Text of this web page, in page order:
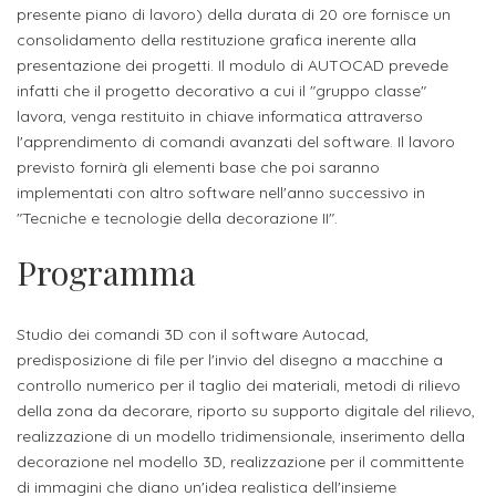
Servizi
allo
studente
Internazionalizzazione
Aziende
e stage
News
Orientamento
Contatti
Didattico
Autorizzazioni
Ministeriali
Nucleo
di
Valutazione
ECTS
Manualistica
Organigramma
Laboratori
e
Accademia
SantaGiulia
DIPARTIMENTI
Dipartimento
di
Arti
Visive
di
Comunicazione
e
Didattica
dell'arte
ERASMUS+
Reclutamento
Concorsi
Progetti
Terza
Missione
OPPORTUNITÀ
ERASMUS+
ALLO
Inclusione
Carriera
Alias
di
Stage
Apprendistato
per
le
Aziende
Login
OPPORTUNITÀ
PER
STUDENTI
Stage
TO-
ONE
Iscrizione
a
corsi
singoli
Gli
step
per
diventare
un
nostro
studente
Iscriviti
alla
Newsletter
ISCRIVITI
IN
ACCADEMIA
Iscriversi
Gli
step
per
diventare
un
genitore
di
uno
studente
studente
iscritto
docente
referente
d'azienda
presente piano di lavoro) della durata di 20 ore fornisce un
consolidamento della restituzione grafica inerente alla
presentazione dei progetti. Il modulo di AUTOCAD prevede
infatti che il progetto decorativo a cui il "gruppo classe"
lavora, venga restituito in chiave informatica attraverso
l'apprendimento di comandi avanzati del software. Il lavoro
previsto fornirà gli elementi base che poi saranno
implementati con altro software nell'anno successivo in
"Tecniche e tecnologie della decorazione II".
Programma
Studio dei comandi 3D con il software Autocad,
predisposizione di file per l'invio del disegno a macchine a
controllo numerico per il taglio dei materiali, metodi di rilievo
della zona da decorare, riporto su supporto digitale del rilievo,
realizzazione di un modello tridimensionale, inserimento della
decorazione nel modello 3D, realizzazione per il committente
di immagini che diano un'idea realistica dell'insieme